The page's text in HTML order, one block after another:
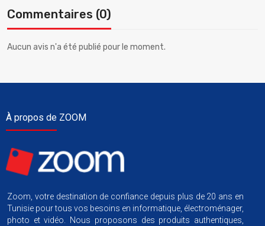
Commentaires (0)
Aucun avis n'a été publié pour le moment.
À propos de ZOOM
Zoom, votre destination de confiance depuis plus de 20 ans en
Tunisie pour tous vos besoins en informatique, électroménager,
photo et vidéo. Nous proposons des produits authentiques,